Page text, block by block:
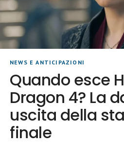
NEWS E ANTICIPAZIONI
Quando esce
Dragon 4? La
uscita della
finale